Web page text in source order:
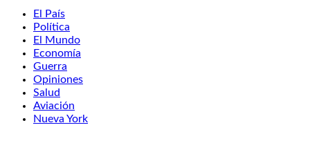
El País
Política
El Mundo
Economía
Guerra
Opiniones
Salud
Aviación
Nueva York